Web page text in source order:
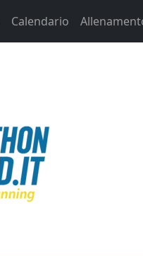
Calendario